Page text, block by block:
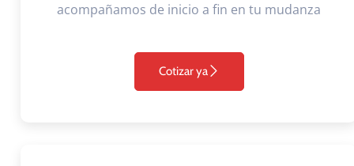
acompañamos de inicio a fin en tu mudanza
Cotizar ya